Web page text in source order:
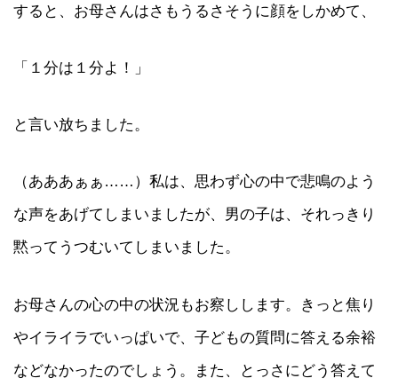
すると、お母さんはさもうるさそうに顔をしかめて、
「１分は１分よ！」
と言い放ちました。
（あああぁぁ……）私は、思わず心の中で悲鳴のよう
な声をあげてしまいましたが、男の子は、それっきり
黙ってうつむいてしまいました。
お母さんの心の中の状況もお察しします。きっと焦り
やイライラでいっぱいで、子どもの質問に答える余裕
などなかったのでしょう。また、とっさにどう答えて